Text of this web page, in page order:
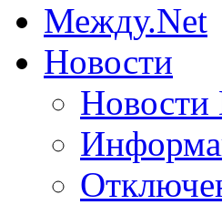
Между.Net
Новости